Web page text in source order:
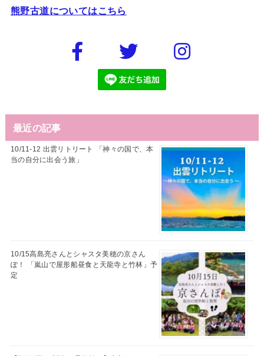
熊野古道についてはこちら
最近の記事
10/11-12 出雲リトリート 「神々の国で、本
当の自分に出会う旅」
10/15高島亮さんとシャスタ美穂の京さん
ぽ！ 「嵐山で屋形船昼食と天龍寺と竹林」予
定